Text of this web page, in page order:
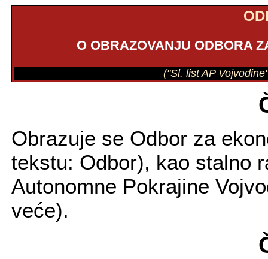
O OBRAZOVANJU ODBORA
("Sl. list AP
Obrazuje se Odbor za
tekstu: Odbor), kao stalno
Autonomne Pokrajine
veće).